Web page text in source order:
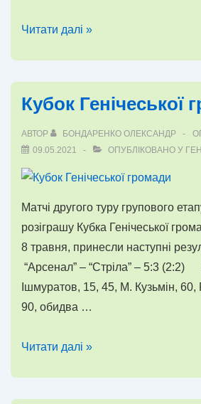
Кубок
Читати далі »
Кубок Генічеської
АВТОР БОНДАРЕНКО ОЛЕКСАНДР
09.05.2021
ОПУБЛІКОВАНО У
Матчі другого туру групового
розіграшу Кубка Генічеської
8 травня, принесли наступні
“Арсенал” – “Стріла” – 5:3
Ішмуратов, 15, 45, М. Кузьмін, 60,
90, обидва …
Кубок
Читати далі »